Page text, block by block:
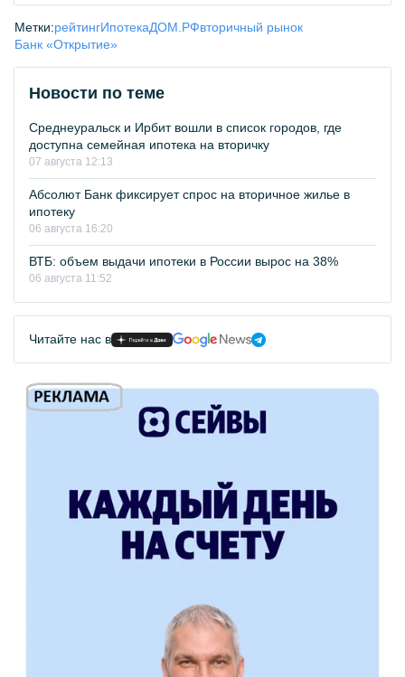
Метки:рейтингИпотекаДОМ.РФвторичный рынок
Банк «Открытие»
Новости по теме
Среднеуральск и Ирбит вошли в список городов, где
доступна семейная ипотека на вторичку
07 августа 12:13
Абсолют Банк фиксирует спрос на вторичное жилье в
ипотеку
06 августа 16:20
ВТБ: объем выдачи ипотеки в России вырос на 38%
06 августа 11:52
Читайте нас в